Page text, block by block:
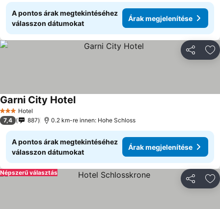
A pontos árak megtekintéséhez
válasszon dátumokat
Árak megjelenítése
3 Kategória
Hotel
Garni City Hotel
7,4 887 0.2 km-re innen: Hohe Schloss
A pontos árak megtekintéséhez
válasszon dátumokat
Árak megjelenítése
Népszerű választás